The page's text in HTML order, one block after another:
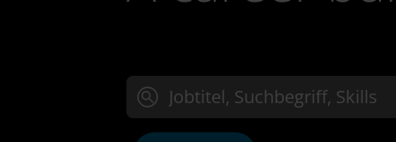
Jobtitel, Suchbegriff oder Skills eingeben